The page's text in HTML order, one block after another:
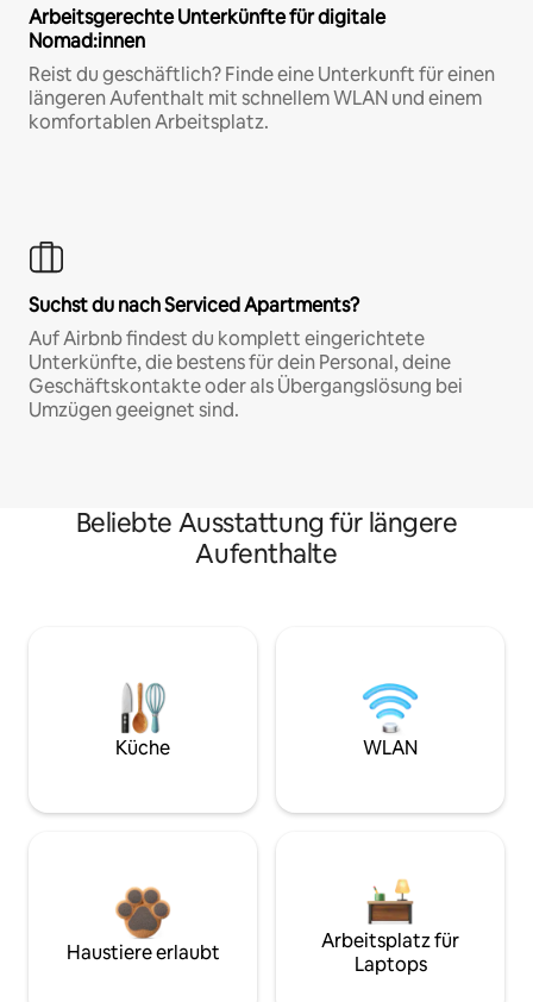
Arbeitsgerechte Unterkünfte für digitale
Nomad:innen
Reist du geschäftlich? Finde eine Unterkunft für einen
längeren Aufenthalt mit schnellem WLAN und einem
komfortablen Arbeitsplatz.
Suchst du nach Serviced Apartments?
Auf Airbnb findest du komplett eingerichtete
Unterkünfte, die bestens für dein Personal, deine
Geschäftskontakte oder als Übergangslösung bei
Umzügen geeignet sind.
Beliebte Ausstattung für längere
Aufenthalte
Küche WLAN
Haustiere erlaubt
Arbeitsplatz für
Laptops